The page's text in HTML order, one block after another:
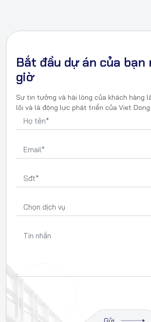
Bắt đầu dự án của bạn
giờ
Sự tin tưởng và hài lòng của khách hàng
lõi và là động lực phát triển của Viet Dong